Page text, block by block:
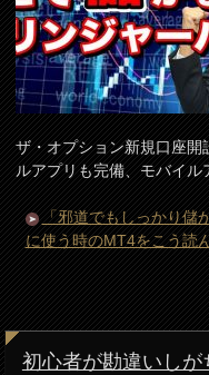
ザ・オプション新規口座
ルアプリも完備、モバイ
「邪道でもしっかり儲
に使う時のMT4をこう読
初心者が勘違いし